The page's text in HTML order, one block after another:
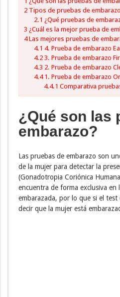
2 Tipos de pruebas de embarazo
2.1 ¿Qué pruebas de
3 ¿Cuál es la mejor prueba de
4Las mejores pruebas de
4.1 4. Prueba de embarazo
4.23. Prueba de embarazo
4.3 2. Prueba de embarazo
4.41. Prueba de embarazo
4.4.1 Comparativa
¿Qué son las
embarazo?
Las pruebas de embarazo son
de la mujer para detectar la
(Gonadotropia Coriónica
encuentra de forma exclusiva en
embarazada, por lo que si el
decir que la mujer está